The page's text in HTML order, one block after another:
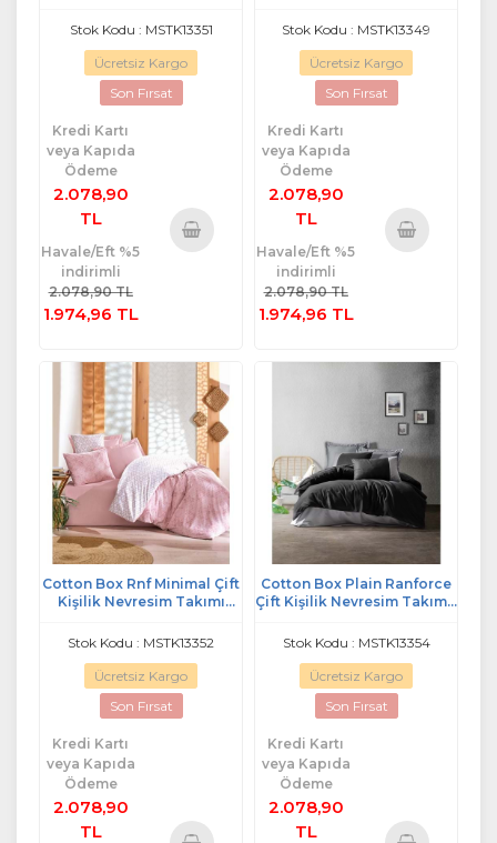
Karemel
Stok Kodu : MSTK13351
Ücretsiz Kargo
Son Fırsat
Kredi Kartı
veya Kapıda
Ödeme
2.078,90
TL
Havale/Eft %5
indirimli
2.078,90 TL
1.974,96 TL
Stok Kodu : MSTK13349
Ücretsiz Kargo
Son Fırsat
Kredi Kartı
veya Kapıda
Ödeme
2.078,90
TL
Havale/Eft %5
indirimli
2.078,90 TL
1.974,96 TL
Cotton Box Rnf Minimal Çift
Kişilik Nevresim Takımı
Stok Kodu : MSTK13352
Ücretsiz Kargo
Son Fırsat
Kredi Kartı
veya Kapıda
Ödeme
2.078,90
TL
Cotton Box Plain Ranforce
Çift Kişilik Nevresim Takımı-
Stok Kodu : MSTK13354
Ücretsiz Kargo
Son Fırsat
Kredi Kartı
veya Kapıda
Ödeme
2.078,90
TL